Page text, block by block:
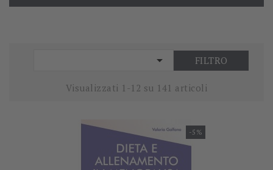
 FILTRO
Visualizzati 1-12 su 141 articoli
-5%